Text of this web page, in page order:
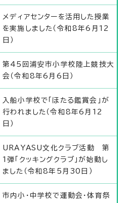
メディアセンターを活用した授業
を実施しました（令和8年6月12
日）
第45回浦安市小学校陸上競技大
会（令和8年6月6日）
入船小学校で「ほたる鑑賞会」が
行われました（令和8年6月12
日）
URAYASU文化クラブ活動 第
1弾「クッキングクラブ」が始動し
ました（令和8年5月30日）
市内小・中学校で運動会・体育祭